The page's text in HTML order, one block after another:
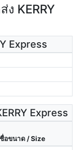
ง KERRY
Express
Express
ชื่อขนาด / Size